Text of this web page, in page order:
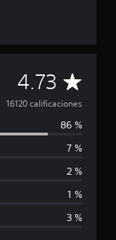
4.73 C
a
l
16120 calificaciones
86 %
7 %
2 %
1 %
3 %